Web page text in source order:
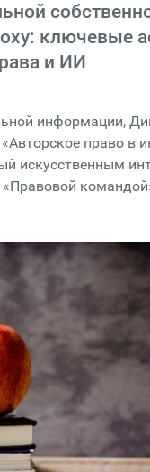
ключевые
и ИИ
информации,
право в
искусственным
«Правовой